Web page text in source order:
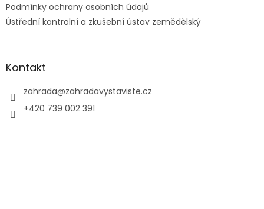
Podmínky ochrany osobních údajů
Ústřední kontrolní a zkušební ústav zemědělský
Kontakt
zahrada@zahradavystaviste.cz
+420 739 002 391